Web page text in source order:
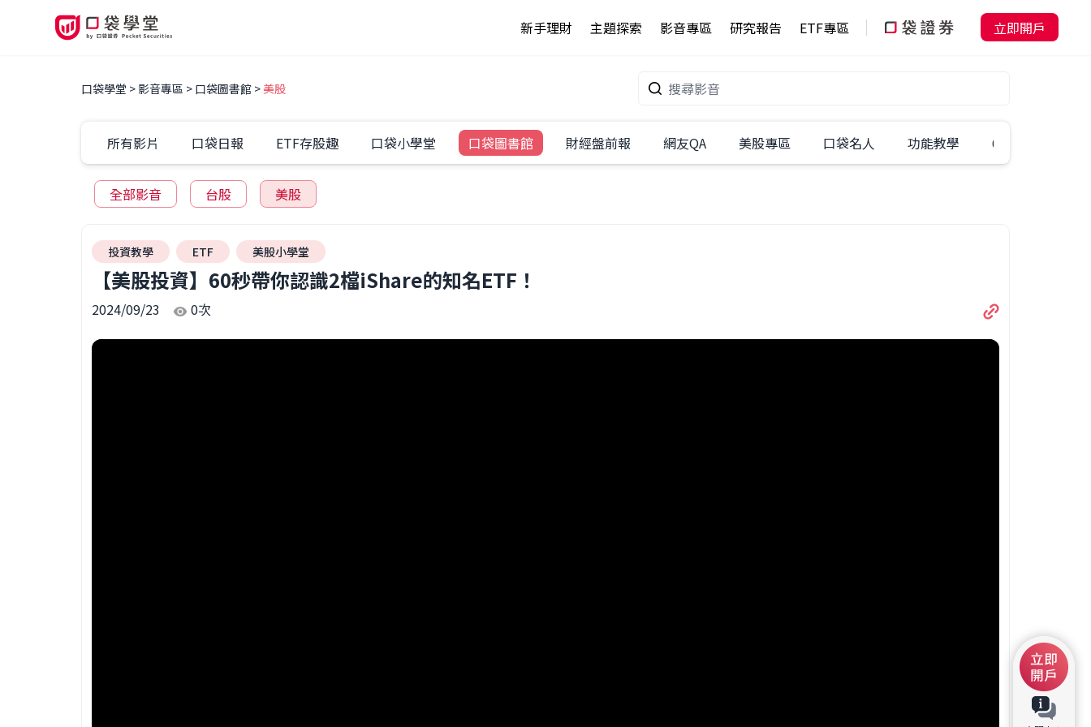
新手理財 主題探索 影音專區 研究報告 ETF專區 立即開戶
口袋學堂 影音專區 口袋圖書館 美股
所有影片 口袋日報 ETF存股趣 口袋小學堂 口袋圖書館 財經盤前報 網友QA 美股專區 口袋名人 功能教學 60秒學一招
全部影音 台股 美股
投資教學 ETF 美股小學堂
【美股投資】60秒帶你認識2檔iShare的知名ETF！
2024/09/23 0次